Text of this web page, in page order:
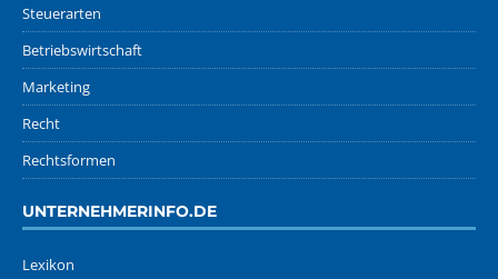
Steuerarten
Betriebswirtschaft
Marketing
Recht
Rechtsformen
UNTERNEHMERINFO.DE
Lexikon